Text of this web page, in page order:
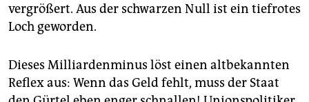
vergrößert. Aus der schwarzen Null ist ein tiefrotes
Loch geworden.
Dieses Milliardenminus löst einen altbekannten
Reflex aus: Wenn das Geld fehlt, muss der Staat